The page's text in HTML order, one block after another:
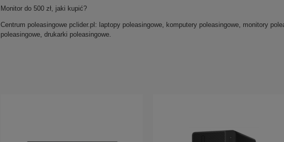
Monitor do 500 zł, jaki kupić?
Centrum poleasingowe pclider.pl: laptopy poleasingowe komputery poleasingowe monitory
poleasingowe drukarki poleasingowe